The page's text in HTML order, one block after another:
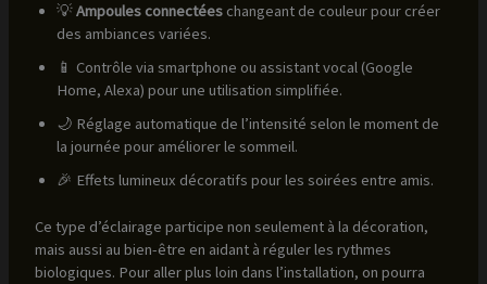
💡Ampoules connectéeschangeant de couleur pour créer
des ambiances variées.
📱 Contrôle via smartphone ou assistant vocal (Google
Home, Alexa) pour une utilisation simplifiée.
🌙 Réglage automatique de l’intensité selon le moment de
la journée pour améliorer le sommeil.
🎉 Effets lumineux décoratifs pour les soirées entre amis.
Ce type d’éclairage participe non seulement à la décoration,
mais aussi au bien-être en aidant à réguler les rythmes
biologiques. Pour aller plus loin dans l’installation, on pourra